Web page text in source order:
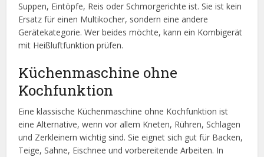
Suppen, Eintöpfe, Reis oder Schmorgerichte ist. Sie ist kein
Ersatz für einen Multikocher, sondern eine andere
Gerätekategorie. Wer beides möchte, kann ein Kombigerät
mit Heißluftfunktion prüfen.
Küchenmaschine ohne
Kochfunktion
Eine klassische Küchenmaschine ohne Kochfunktion ist
eine Alternative, wenn vor allem Kneten, Rühren, Schlagen
und Zerkleinern wichtig sind. Sie eignet sich gut für Backen,
Teige, Sahne, Eischnee und vorbereitende Arbeiten. In